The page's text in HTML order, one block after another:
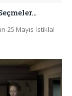
25 Mayıs İstiklal